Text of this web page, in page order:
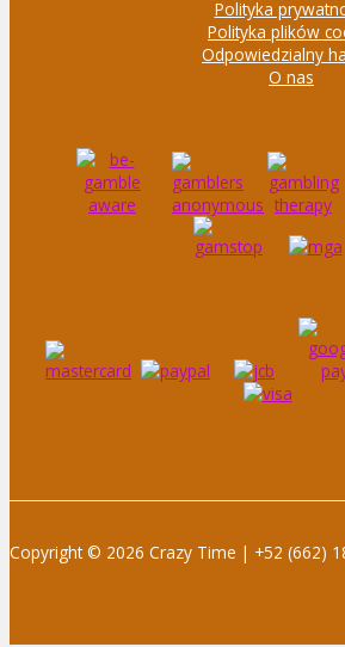
Polityka
Polityka plików
Odpowiedzialny
O nas
Copyright © 2026 Crazy Time | +52 (662)